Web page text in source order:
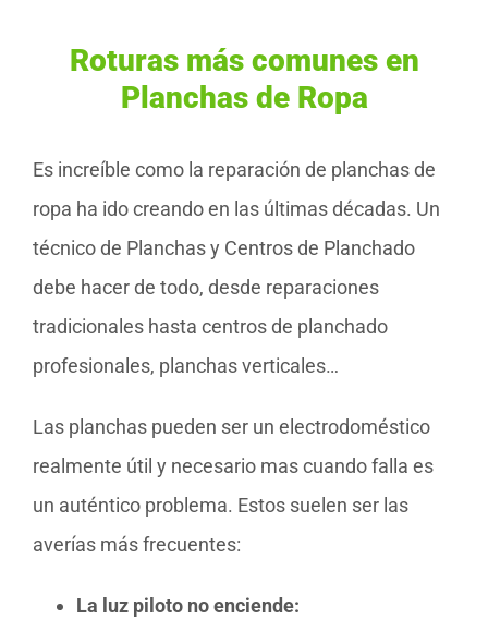
Roturas más comunes en
Planchas de Ropa
Es increíble como la reparación de planchas de
ropa ha ido creando en las últimas décadas. Un
técnico de Planchas y Centros de Planchado
debe hacer de todo, desde reparaciones
tradicionales hasta centros de planchado
profesionales, planchas verticales…
Las planchas pueden ser un electrodoméstico
realmente útil y necesario mas cuando falla es
un auténtico problema. Estos suelen ser las
averías más frecuentes:
La luz piloto no enciende: